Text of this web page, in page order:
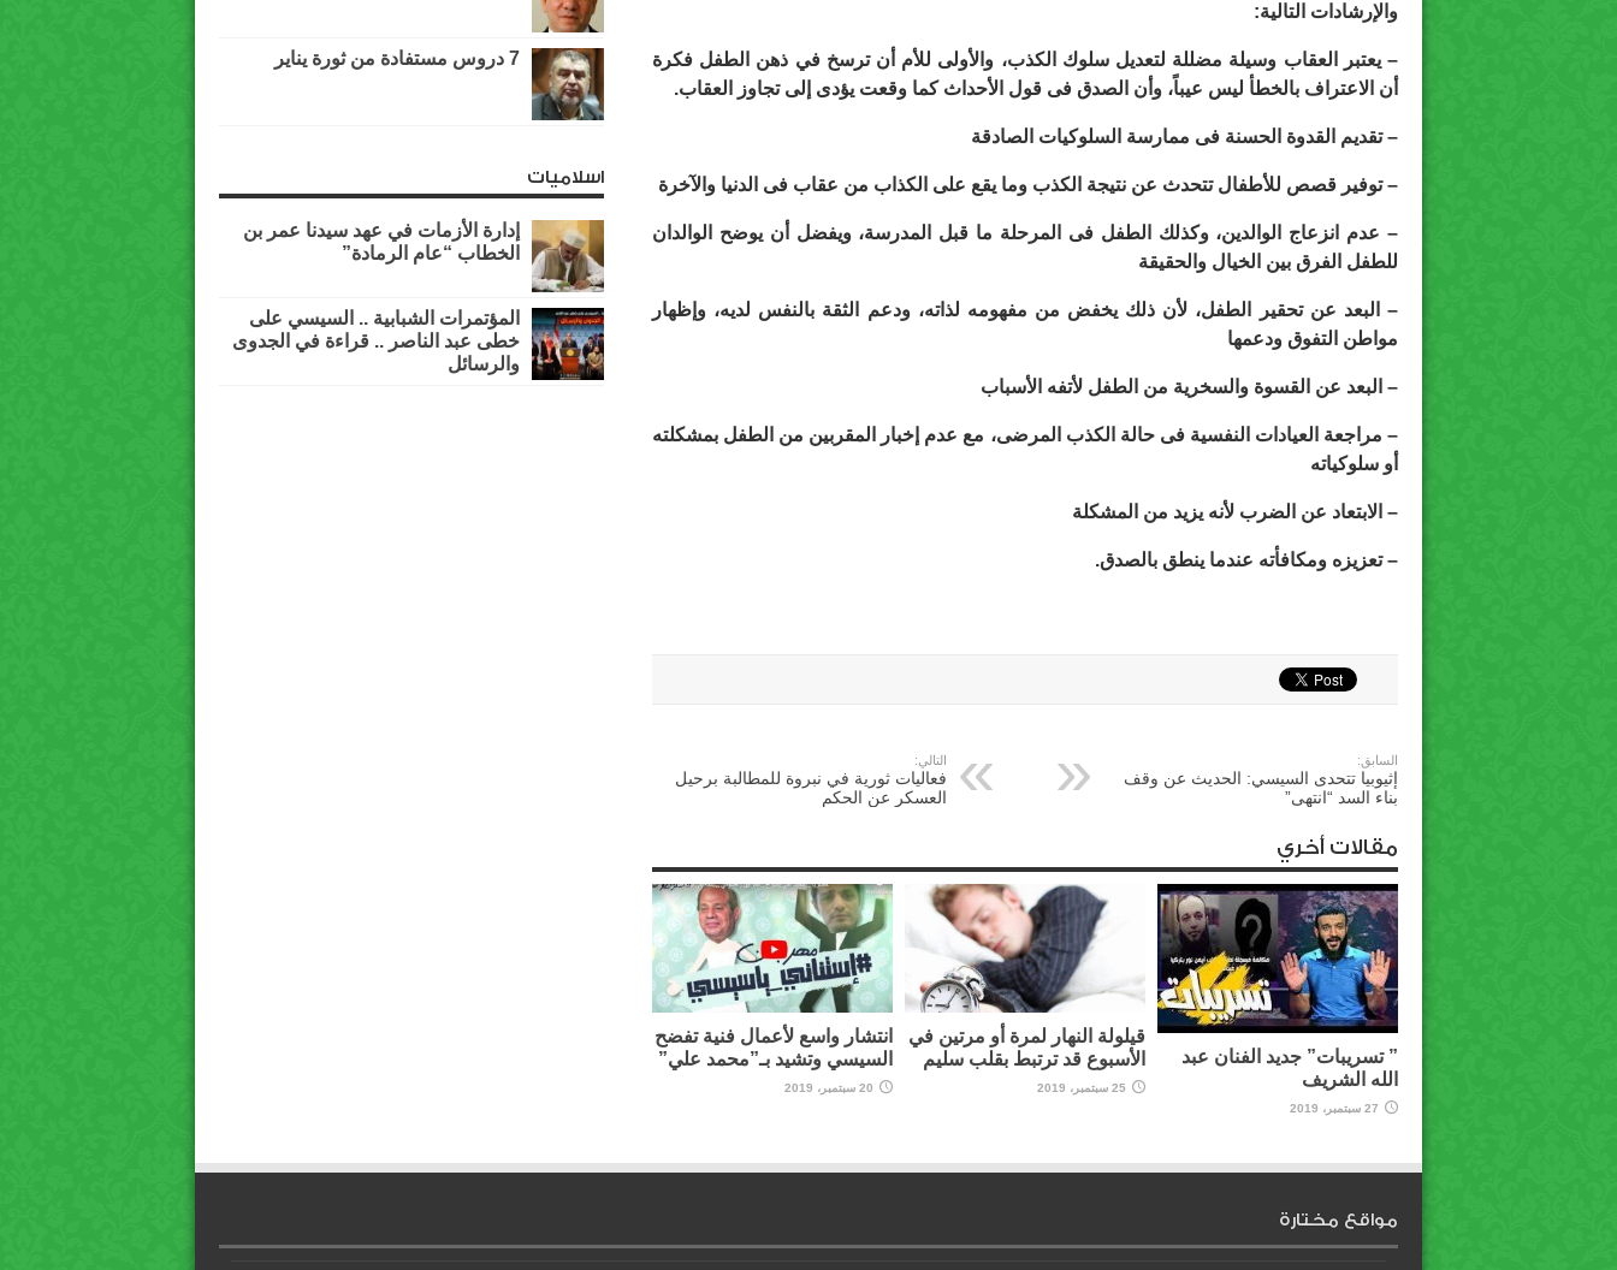
والإرشادات التالية:
– يعتبر العقاب وسيلة مضللة لتعديل سلوك الكذب، والأولى للأم أن ترسخ في ذهن الطفل فكرة
أن الاعتراف بالخطأ ليس عيباً، وأن الصدق فى قول الأحداث كما وقعت يؤدى إلى تجاوز العقاب.
– تقديم القدوة الحسنة فى ممارسة السلوكيات الصادقة
– توفير قصص للأطفال تتحدث عن نتيجة الكذب وما يقع على الكذاب من عقاب فى الدنيا والآخرة
– عدم انزعاج الوالدين، وكذلك الطفل فى المرحلة ما قبل المدرسة، ويفضل أن يوضح الوالدان
للطفل الفرق بين الخيال والحقيقة
– البعد عن تحقير الطفل، لأن ذلك يخفض من مفهومه لذاته، ودعم الثقة بالنفس لديه، وإظهار
مواطن التفوق ودعمها
– البعد عن القسوة والسخرية من الطفل لأتفه الأسباب
– مراجعة العيادات النفسية فى حالة الكذب المرضى، مع عدم إخبار المقربين من الطفل بمشكلته
أو سلوكياته
– الابتعاد عن الضرب لأنه يزيد من المشكلة
– تعزيزه ومكافأته عندما ينطق بالصدق.
السابق:
إثيوبيا تتحدى السيسي: الحديث عن وقف
بناء السد “انتهى”
التالي:
فعاليات ثورية في نبروة للمطالبة برحيل
العسكر عن الحكم
مقالات أخري
” تسريبات” جديد الفنان عبد
الله الشريف
27 سبتمبر، 2019
قيلولة النهار لمرة أو مرتين في
الأسبوع قد ترتبط بقلب سليم
25 سبتمبر، 2019
انتشار واسع لأعمال فنية تفضح
السيسي وتشيد بـ”محمد علي”
20 سبتمبر، 2019
7 دروس مستفادة من ثورة يناير
اسلاميات
إدارة الأزمات في عهد سيدنا عمر بن
الخطاب “عام الرمادة”
المؤتمرات الشبابية .. السيسي على
خطى عبد الناصر .. قراءة في الجدوى
والرسائل
مواقع مختارة